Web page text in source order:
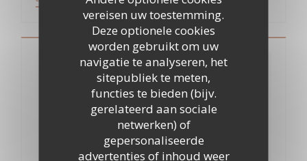
vereisen uw toestemming.
Deze optionele cookies
worden gebruikt om uw
navigatie te analyseren, het
sitepubliek te meten,
functies te bieden (bijv.
gerelateerd aan sociale
netwerken) of
gepersonaliseerde
advertenties of inhoud weer